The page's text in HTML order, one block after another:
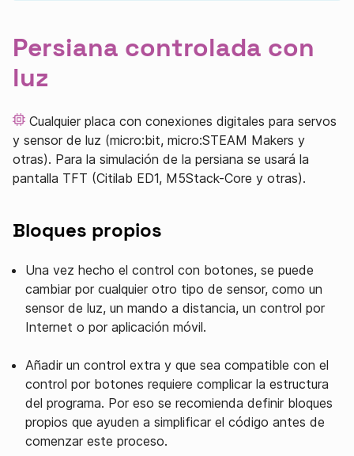
Persiana controlada con
luz
Cualquier placa con conexiones digitales para servos
y sensor de luz (micro:bit, micro:STEAM Makers y
otras). Para la simulación de la persiana se usará la
pantalla TFT (Citilab ED1, M5Stack-Core y otras).
Bloques propios
Una vez hecho el control con botones, se puede
cambiar por cualquier otro tipo de sensor, como un
sensor de luz, un mando a distancia, un control por
Internet o por aplicación móvil.
Añadir un control extra y que sea compatible con el
control por botones requiere complicar la estructura
del programa. Por eso se recomienda definir bloques
propios que ayuden a simplificar el código antes de
comenzar este proceso.